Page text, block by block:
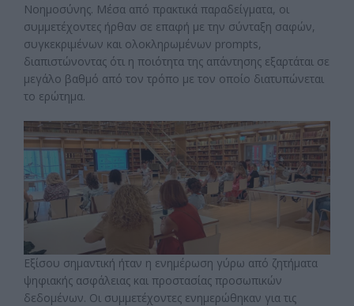
Νοημοσύνης. Μέσα από πρακτικά παραδείγματα, οι
συμμετέχοντες ήρθαν σε επαφή με την σύνταξη σαφών,
συγκεκριμένων και ολοκληρωμένων prompts,
διαπιστώνοντας ότι η ποιότητα της απάντησης εξαρτάται σε
μεγάλο βαθμό από τον τρόπο με τον οποίο διατυπώνεται
το ερώτημα.
Εξίσου σημαντική ήταν η ενημέρωση γύρω από ζητήματα
ψηφιακής ασφάλειας και προστασίας προσωπικών
δεδομένων. Οι συμμετέχοντες ενημερώθηκαν για τις